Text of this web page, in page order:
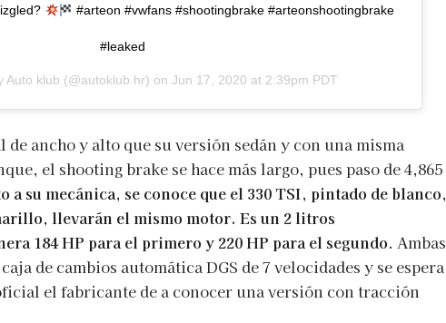
#arteon #vwfans #shootingbrake #arteonshootingbrake
#leaked
Auto klub (@autoklub.hr) on Jun 17, 2020 at 2:39pm PDT
de ancho y alto que su versión sedán y con una misma
el shooting brake se hace más largo, pues paso de 4,865
a su mecánica, se conoce que el 330 TSI, pintado de blanco,
llevarán el mismo motor. Es un 2 litros
184 HP para el primero y 220 HP para el segundo. Ambas
de cambios automática DGS de 7 velocidades y se espera
el fabricante de a conocer una versión con tracción